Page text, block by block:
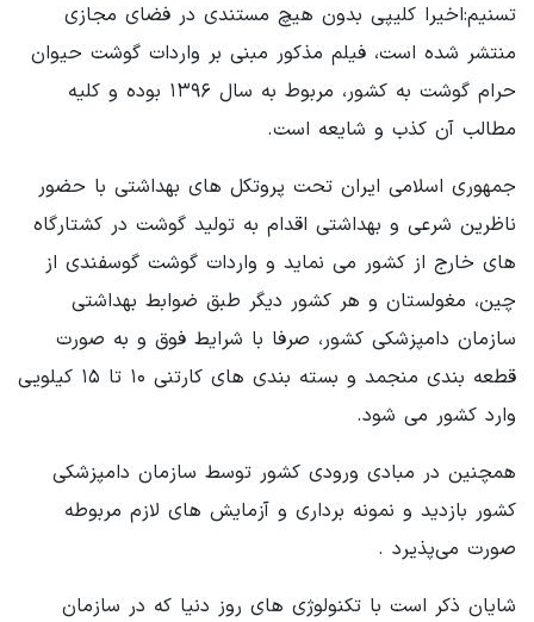
تسنیم:اخیرا کلیپی بدون هیچ مستندی در فضای مجازی
منتشر شده است، فیلم مذکور مبنی بر واردات گوشت حیوان
حرام گوشت به کشور، مربوط به سال ۱۳۹۶ بوده و کلیه
مطالب آن کذب و شایعه است.
جمهوری اسلامی ایران تحت پروتکل های بهداشتی با حضور
ناظرین شرعی و بهداشتی اقدام به تولید گوشت در کشتارگاه
های خارج از کشور می نماید و واردات گوشت گوسفندی از
چین، مغولستان و هر کشور دیگر طبق ضوابط بهداشتی
سازمان دامپزشکی کشور، صرفا با شرایط فوق و به صورت
قطعه بندی منجمد و بسته بندی های کارتنی ۱۰ تا ۱۵ کیلویی
وارد کشور می شود.
همچنین در مبادی ورودی کشور توسط سازمان دامپزشکی
کشور بازدید و نمونه برداری و آزمایش های لازم مربوطه
صورت می‌پذیرد .‌
شایان ذکر است با تکنولوژی های روز دنیا که در سازمان